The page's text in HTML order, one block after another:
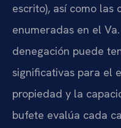
escrito), así como las
enumeradas en el
denegación puede
significativas para el
propiedad y la
bufete evalúa cada